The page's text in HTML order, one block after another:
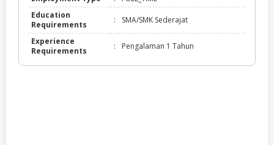
Education
Requirements
: SMA/SMK Sederajat
Experience
Requirements
: Pengalaman 1 Tahun